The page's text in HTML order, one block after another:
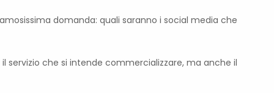
domanda: quali saranno i social media che
servizio che si intende commercializzare, ma anche il